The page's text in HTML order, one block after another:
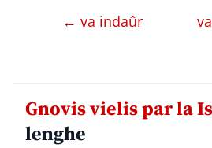
← va indaûr
Gnovis vielis par la
lenghe